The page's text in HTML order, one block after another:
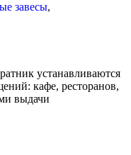
завесы,
устанавливаются
кафе, ресторанов,
выдачи